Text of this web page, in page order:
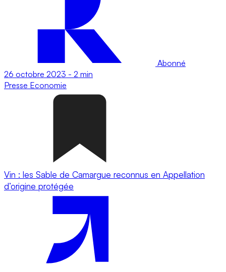
Abonné
26 octobre 2023 - 2 min
Presse Economie
Vin : les Sable de Camargue reconnus en Appellation
d’origine protégée